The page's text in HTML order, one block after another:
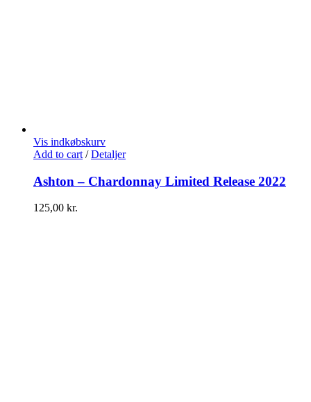
Vis indkøbskurv
Add to cart / Detaljer
Ashton – Chardonnay Limited Release 2022
125,00 kr.